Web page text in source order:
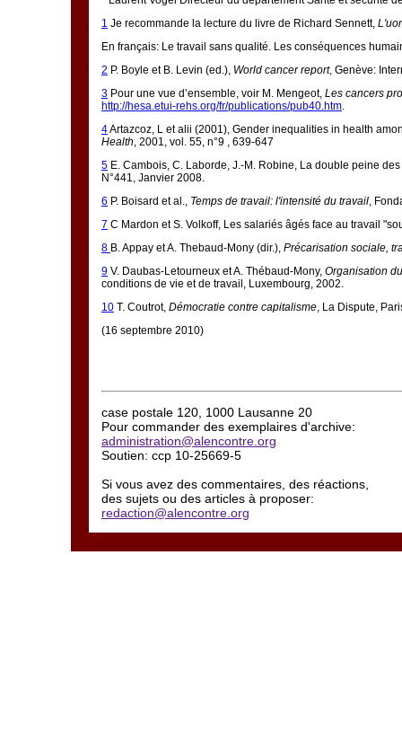
1 Je recommande la lecture du livre de Richard Sennett,
En français: Le travail sans qualité. Les conséquences
2 P. Boyle et B. Levin (ed.), World cancer report, Genève:
3 Pour une vue d’ensemble, voir M. Mengeot, Les cancers
http://hesa.etui-rehs.org/fr/publications/pub40.htm.
4Artazcoz, L et alii (2001), Gender inequalities in health
Health, 2001, vol. 55, n°9 , 639-647
5 E. Cambois, C. Laborde, J.-M. Robine, La double peine
N°441, Janvier 2008.
6 P. Boisard et al., Temps de travail: l'intensité du travail,
7 C Mardon et S. Volkoff, Les salariés âgés face au travail
8 B. Appay et A. Thebaud-Mony (dir.), Précarisation sociale,
9 V. Daubas-Letourneux et A. Thébaud-Mony, Organisation
conditions de vie et de travail, Luxembourg, 2002.
10 T. Coutrot, Démocratie contre capitalisme, La Dispute,
(16 septembre 2010)
case postale 120, 1000 Lausanne 20
Pour commander des exemplaires d'archive:
administration@alencontre.org
Soutien: ccp 10-25669-5
Si vous avez des commentaires, des réactions,
des sujets ou des articles à proposer:
redaction@alencontre.org